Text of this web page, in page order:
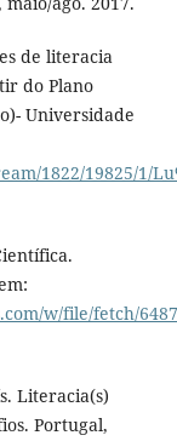
de literacia
do Plano
Universidade
1822/19825/1/
w/file/fetch/
Literacia(s)
Portugal,